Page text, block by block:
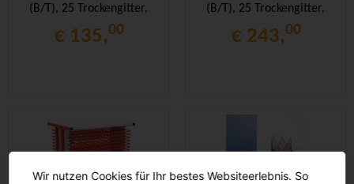
(B/T), 25 Trockengitter,
€ 135,00
(B/T), 25 Trockengitter,
€ 243,00
Wir nutzen Cookies für Ihr bestes Websiteerlebnis. So